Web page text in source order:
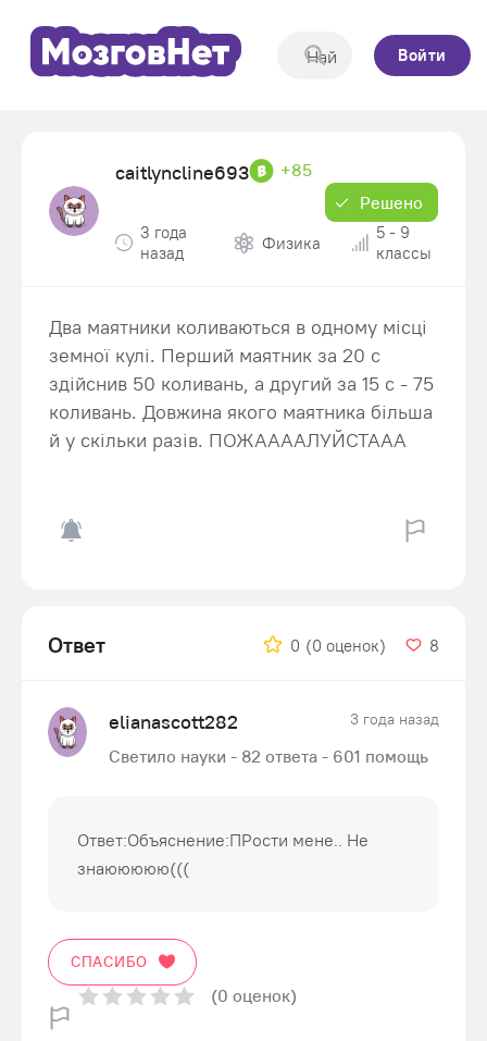
Войти
caitlyncline693
+85
Решено
3 года
назад
Физика
5 - 9
классы
Два маятники коливаються в одному місці
земної кулі. Перший маятник за 20 с
здійснив 50 коливань, а другий за 15 с - 75
коливань. Довжина якого маятника більша
й у скільки разів. ПОЖААААЛУЙСТААА
Ответ 0 (0 оценок) 8
elianascott282 3 года назад
Светило науки - 82 ответа - 601 помощь
Ответ:Объяснение:ПРости мене.. Не
знаююююю(((
СПАСИБО
(0 оценок)